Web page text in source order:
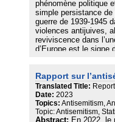
l’État d’Israël ?
est-il structurel ?
phénomène politique
simple persistance de
guerre de 1939-1945
violences antijuives,
reviviscence dans
d’Europe est le signe
l’ancien ? d’un
portées par des
aux principes
Alors même que
Rapport sur
Translated Title:
Date: 2023
Topics: Antisemitism,
Topic: Antisemitism,
Abstract: En 2022, le